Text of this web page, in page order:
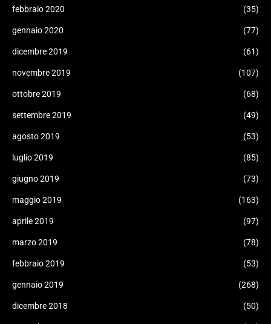
febbraio 2020 (35)
gennaio 2020 (77)
dicembre 2019 (61)
novembre 2019 (107)
ottobre 2019 (68)
settembre 2019 (49)
agosto 2019 (53)
luglio 2019 (85)
giugno 2019 (73)
maggio 2019 (163)
aprile 2019 (97)
marzo 2019 (78)
febbraio 2019 (53)
gennaio 2019 (268)
dicembre 2018 (50)